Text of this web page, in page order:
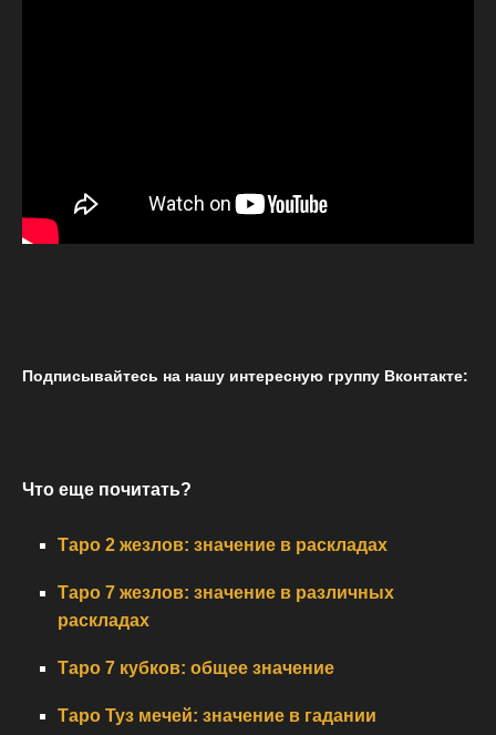
Подписывайтесь на нашу интересную группу Вконтакте:
Что еще почитать?
Таро 2 жезлов: значение в раскладах
Таро 7 жезлов: значение в различных
раскладах
Таро 7 кубков: общее значение
Таро Туз мечей: значение в гадании